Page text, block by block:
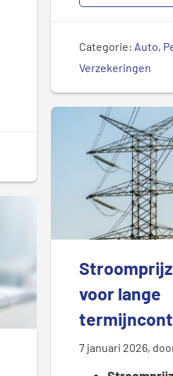
Categorie: Auto,
Verzekeringen
voor lange
7 januari 2026,